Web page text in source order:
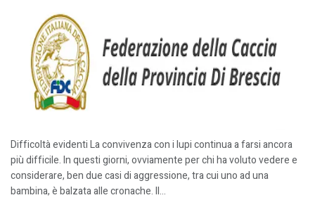
Difficoltà evidenti La convivenza con i lupi continua a farsi ancora
più difficile. In questi giorni, ovviamente per chi ha voluto vedere e
considerare, ben due casi di aggressione, tra cui uno ad una
bambina, è balzata alle cronache. Il...